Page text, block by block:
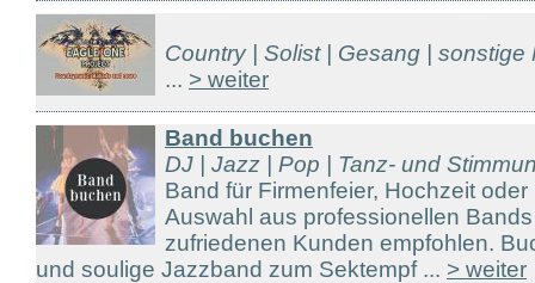
Country | Solist | Gesang | sonstige
... > weiter
Band buchen
DJ | Jazz | Pop | Tanz- und
Band für Firmenfeier, Hochzeit
Auswahl aus professionellen
zufriedenen Kunden empfohlen.
und soulige Jazzband zum Sektempf ... > weiter